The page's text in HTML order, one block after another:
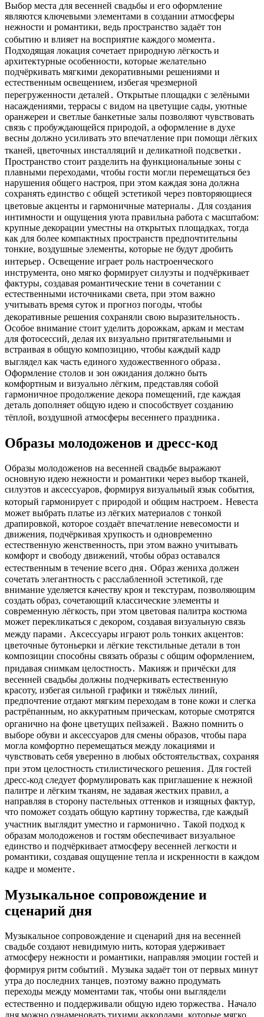
Выбор места для весенней свадьбы и его оформление
являются ключевыми элементами в создании атмосферы
нежности и романтики, ведь пространство задаёт тон
событию и влияет на восприятие каждого момента․
Подходящая локация сочетает природную лёгкость и
архитектурные особенности, которые желательно
подчёркивать мягкими декоративными решениями и
естественным освещением, избегая чрезмерной
перегруженности деталей․ Открытые площадки с зелёными
насаждениями, террасы с видом на цветущие сады, уютные
оранжереи и светлые банкетные залы позволяют чувствовать
связь с пробуждающейся природой, а оформление в духе
весны должно усиливать это впечатление при помощи лёгких
тканей, цветочных инсталляций и деликатной подсветки․
Пространство стоит разделить на функциональные зоны с
плавными переходами, чтобы гости могли перемещаться без
нарушения общего настроя, при этом каждая зона должна
сохранять единство с общей эстетикой через повторяющиеся
цветовые акценты и гармоничные материалы․ Для создания
интимности и ощущения уюта правильна работа с масштабом:
крупные декорации уместны на открытых площадках, тогда
как для более компактных пространств предпочтительны
тонкие, воздушные элементы, которые не будут дробить
интерьер․ Освещение играет роль настроенческого
инструмента, оно мягко формирует силуэты и подчёркивает
фактуры, создавая романтические тени в сочетании с
естественными источниками света, при этом важно
учитывать время суток и прогноз погоды, чтобы
декоративные решения сохраняли свою выразительность․
Особое внимание стоит уделить дорожкам, аркам и местам
для фотосессий, делая их визуально притягательными и
встраивая в общую композицию, чтобы каждый кадр
выглядел как часть единого художественного образа․
Оформление столов и зон ожидания должно быть
комфортным и визуально лёгким, представляя собой
гармоничное продолжение декора помещений, где каждая
деталь дополняет общую идею и способствует созданию
тёплой, воздушной атмосферы весеннего праздника․
Образы молодоженов и дресс-код
Образы молодоженов на весенней свадьбе выражают
основную идею нежности и романтики через выбор тканей,
силуэтов и аксессуаров, формируя визуальный язык события,
который гармонирует с природой и общим настроем․ Невеста
может выбрать платье из лёгких материалов с тонкой
драпировкой, которое создаёт впечатление невесомости и
движения, подчёркивая хрупкость и одновременно
естественную женственность, при этом важно учитывать
комфорт и свободу движений, чтобы образ оставался
естественным в течение всего дня․ Образ жениха должен
сочетать элегантность с расслабленной эстетикой, где
внимание уделяется качеству кроя и текстурам, позволяющим
создать образ, сочетающий классические элементы и
современную лёгкость, при этом цветовая палитра костюма
может перекликаться с декором, создавая визуальную связь
между парами․ Аксессуары играют роль тонких акцентов:
цветочные бутоньерки и лёгкие текстильные детали в тон
композиции способны связать образы с общим оформлением,
придавая снимкам целостность․ Макияж и причёски для
весенней свадьбы должны подчеркивать естественную
красоту, избегая сильной графики и тяжёлых линий,
предпочтение отдают мягким переходам в тоне кожи и слегка
растрёпанным, но аккуратным прическам, которые смотрятся
органично на фоне цветущих пейзажей․ Важно помнить о
выборе обуви и аксессуаров для смены образов, чтобы пара
могла комфортно перемещаться между локациями и
чувствовать себя уверенно в любых обстоятельствах, сохраняя
при этом целостность стилистического решения․ Для гостей
дресс-код следует формулировать как приглашение к нежной
палитре и лёгким тканям, не задавая жестких правил, а
направляя в сторону пастельных оттенков и изящных фактур,
что поможет создать общую картину торжества, где каждый
участник выглядит уместно и гармонично․ Такой подход к
образам молодоженов и гостям обеспечивает визуальное
единство и подчёркивает атмосферу весенней легкости и
романтики, создавая ощущение тепла и искренности в каждом
кадре и моменте․
Музыкальное сопровождение и
сценарий дня
Музыкальное сопровождение и сценарий дня на весенней
свадьбе создают невидимую нить, которая удерживает
атмосферу нежности и романтики, направляя эмоции гостей и
формируя ритм событий․ Музыка задаёт тон от первых минут
утра до последних танцев, поэтому важно продумать
переходы между моментами так, чтобы они выглядели
естественно и поддерживали общую идею торжества․ Начало
дня можно ознаменовать тихими аккордами, которые мягко